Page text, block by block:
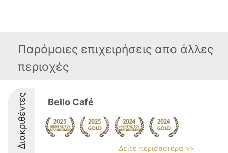
Παρόμοιες επιχειρήσεις απο άλλες
περιοχές
Διακριθέντες Bello Café
Δείτε περισσότερα >>